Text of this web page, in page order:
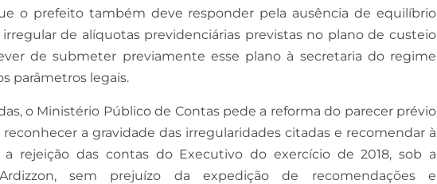
o prefeito também deve responder pela ausência de equilíbrio
de alíquotas previdenciárias previstas no plano de custeio
de submeter previamente esse plano à secretaria do regime
parâmetros legais.
o Ministério Público de Contas pede a reforma do parecer prévio
a gravidade das irregularidades citadas e recomendar à
a rejeição das contas do Executivo do exercício de 2018, sob a
sem prejuízo da expedição de recomendações e